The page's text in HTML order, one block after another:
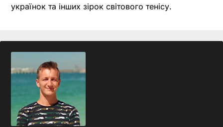
українок та інших зірок світового тенісу.